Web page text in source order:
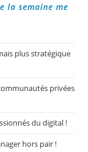
la semaine me
plus stratégique
privées
du digital !
hors pair !